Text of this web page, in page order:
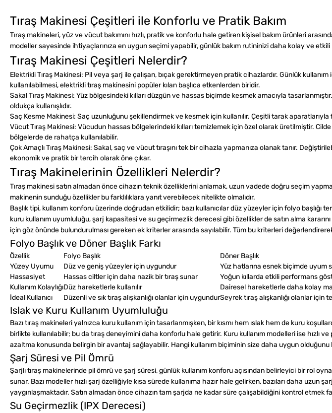
Tıraş Makinesi Çeşitleri ile Konforlu ve Pratik Bakım
Tıraş makineleri, yüz ve vücut bakımını hızlı, pratik ve konforlu hale getiren kişisel bakım ürünleri
modeller sayesinde ihtiyaçlarınıza en uygun seçimi yapabilir, günlük bakım rutininizi daha kolay ve
Tıraş Makinesi Çeşitleri Nelerdir?
Elektrikli Tıraş Makinesi: Pil veya şarj ile çalışan, bıçak gerektirmeyen pratik cihazlardır. Günlük
kullanılabilmesi, elektrikli tıraş makinesini popüler kılan başlıca etkenlerden biridir.
Sakal Tıraş Makinesi: Yüz bölgesindeki kılları düzgün ve hassas biçimde kesmek amacıyla
oldukça kullanışlıdır.
Saç Kesme Makinesi: Saç uzunluğunu şekillendirmek ve kesmek için kullanılır. Çeşitli tarak
Vücut Tıraş Makinesi: Vücudun hassas bölgelerindeki kılları temizlemek için özel olarak üretilmiştir.
bölgelerde de rahatça kullanılabilir.
Çok Amaçlı Tıraş Makinesi: Sakal, saç ve vücut tıraşını tek bir cihazla yapmanıza olanak tanır.
ekonomik ve pratik bir tercih olarak öne çıkar.
Tıraş Makinelerinin Özellikleri Nelerdir?
Tıraş makinesi satın almadan önce cihazın teknik özelliklerini anlamak, uzun vadede doğru seçim
makinenin sunduğu özellikler bu farklılıklara yanıt verebilecek nitelikte olmalıdır.
Başlık tipi, kullanım konforu üzerinde doğrudan etkilidir; bazı kullanıcılar düz yüzeyler için folyo
kuru kullanım uyumluluğu, şarj kapasitesi ve su geçirmezlik derecesi gibi özellikler de satın alma
için göz önünde bulundurulması gereken ek kriterler arasında sayılabilir. Tüm bu kriterleri
Folyo Başlık ve Döner Başlık Farkı
Özellik Folyo Başlık
Döner Başlık
Yüzey Uyumu
Düz ve geniş yüzeyler için uygundur
Yüz hatlarına esnek biçimde uyum
Hassasiyet
Hassas ciltler için daha nazik bir tıraş sunar
Yoğun kıllarda etkili performans
Kullanım KolaylığıDüz hareketlerle kullanılır
Dairesel hareketlerle daha kolay
İdeal Kullanıcı
Düzenli ve sık tıraş alışkanlığı olanlar için uygundurSeyrek tıraş alışkanlığı olanlar için
Islak ve Kuru Kullanım Uyumluluğu
Bazı tıraş makineleri yalnızca kuru kullanım için tasarlanmışken, bir kısmı hem ıslak hem de kuru
birlikte kullanılabilir; bu da tıraş deneyimini daha konforlu hale getirir. Kuru kullanım modelleri ise hızlı
azaltma konusunda belirgin bir avantaj sağlayabilir. Hangi kullanım biçiminin size daha uygun olduğunu
Şarj Süresi ve Pil Ömrü
Şarjlı tıraş makinelerinde pil ömrü ve şarj süresi, günlük kullanım konforu açısından belirleyici bir rol
sunar. Bazı modeller hızlı şarj özelliğiyle kısa sürede kullanıma hazır hale gelirken, bazıları daha
yaygınlaşmaktadır. Satın almadan önce cihazın tam şarjda ne kadar süre çalışabildiğini kontrol etmek
Su Geçirmezlik (IPX Derecesi)